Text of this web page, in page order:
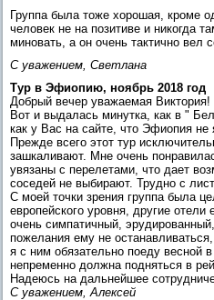
Группа была тоже хорошая, кроме
человек не на позитиве и никогда
миновать, а он очень тактично вел
С уважением, Светлана
Тур в Эфиопию, ноябрь 2018 год
Добрый вечер уважаемая Виктория!
Вот и выдалась минутка, как в "
как у Вас на сайте, что Эфиопия не
Прежде всего этот тур
зашкаливают. Мне очень
увязаны с перелетами, что дает
соседей не выбирают. Трудно с
С моей точки зрения группа была
европейского уровня, другие
очень симпатичный,
пожелания ему не
я с ним обязательно поеду весной
непременно должна подняться в
Надеюсь на дальнейшее
С уважением, Алексей